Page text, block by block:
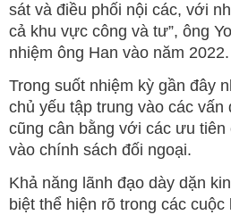
sát và điều phối nội các, với
cả khu vực công và tư”, ông
nhiệm ông Han vào năm 2022.
Trong suốt nhiệm kỳ gần đây
chủ yếu tập trung vào các
cũng cân bằng với các ưu tiên
vào chính sách đối ngoại.
Khả năng lãnh đạo dày dặn
biệt thể hiện rõ trong các